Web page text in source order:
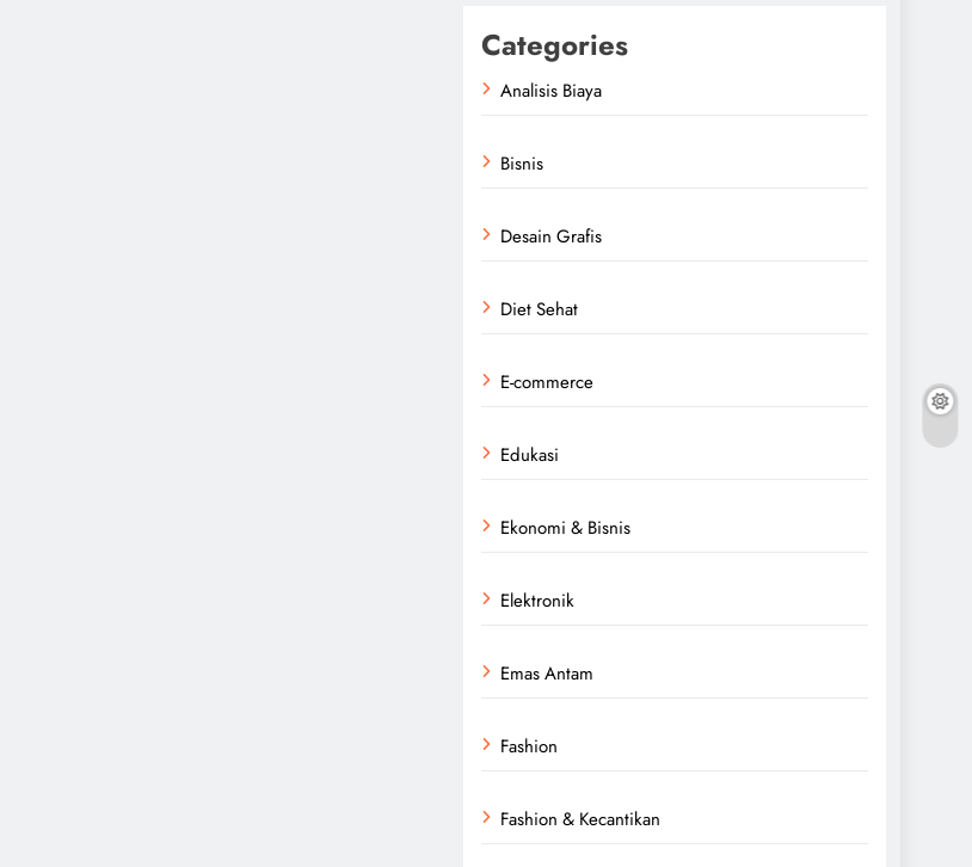
Categories
Analisis Biaya
Bisnis
Desain Grafis
Diet Sehat
E-commerce
Edukasi
Ekonomi & Bisnis
Elektronik
Emas Antam
Fashion
Fashion & Kecantikan